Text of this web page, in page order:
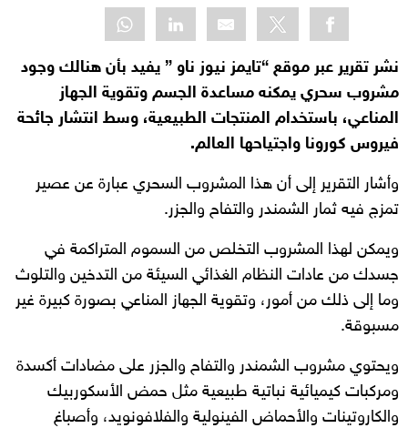
نشر تقرير عبر موقع “تايمز نيوز ناو ” يفيد بأن هنالك وجود
مشروب سحري يمكنه مساعدة الجسم وتقوية الجهاز
المناعي، باستخدام المنتجات الطبيعية، وسط انتشار جائحة
فيروس كورونا واجتياحها العالم.
وأشار التقرير إلى أن هذا المشروب السحري عبارة عن عصير
تمزج فيه ثمار الشمندر والتفاح والجزر.
ويمكن لهذا المشروب التخلص من السموم المتراكمة في
جسدك من عادات النظام الغذائي السيئة من التدخين والتلوث
وما إلى ذلك من أمور، وتقوية الجهاز المناعي بصورة كبيرة غير
مسبوقة.
ويحتوي مشروب الشمندر والتفاح والجزر على مضادات أكسدة
ومركبات كيميائية نباتية طبيعية مثل حمض الأسكوربيك
والكاروتينات والأحماض الفينولية والفلافونويد، وأصباغ